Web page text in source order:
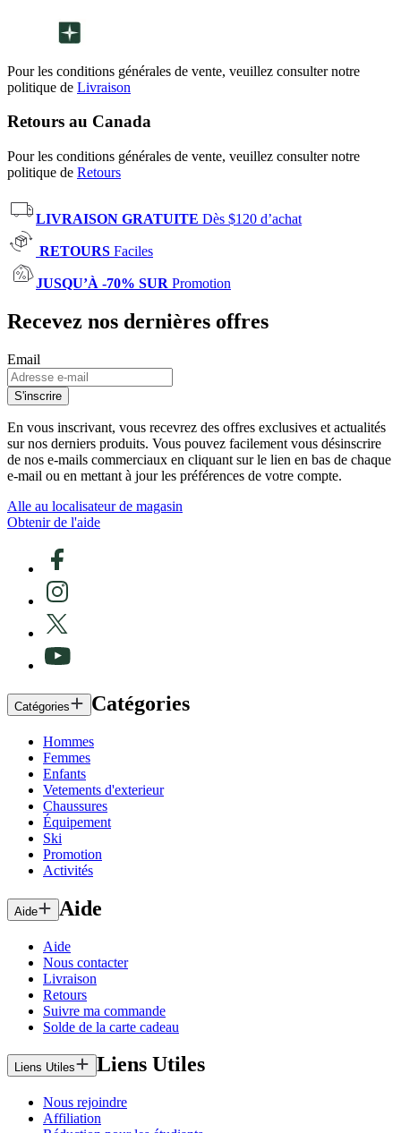
Pour les conditions générales de vente, veuillez consulter notre
politique de Livraison
Retours au Canada
Pour les conditions générales de vente, veuillez consulter notre
politique de Retours
LIVRAISON GRATUITE Dès $120 d’achat
RETOURS Faciles
JUSQU’À -70% SUR Promotion
Recevez nos dernières offres
Email
S'inscrire
En vous inscrivant, vous recevrez des offres exclusives et actualités
sur nos derniers produits. Vous pouvez facilement vous désinscrire
de nos e-mails commerciaux en cliquant sur le lien en bas de chaque
e-mail ou en mettant à jour les préférences de votre compte.
Alle au localisateur de magasin
Obtenir de l'aide
Catégories Catégories
Hommes
Femmes
Enfants
Vetements d'exterieur
Chaussures
Équipement
Ski
Promotion
Activités
Aide Aide
Aide
Nous contacter
Livraison
Retours
Suivre ma commande
Solde de la carte cadeau
Liens Utiles Liens Utiles
Nous rejoindre
Affiliation